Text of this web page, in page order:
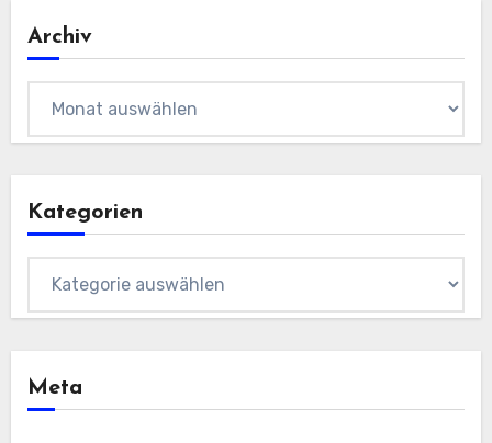
Archiv
Kategorien
Meta